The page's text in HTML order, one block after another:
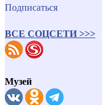
Подписаться
ВСЕ СОЦСЕТИ >>>
Музей